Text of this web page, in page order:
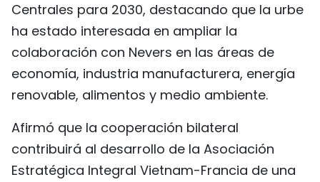
Centrales para 2030, destacando que la urbe
ha estado interesada en ampliar la
colaboración con Nevers en las áreas de
economía, industria manufacturera, energía
renovable, alimentos y medio ambiente.
Afirmó que la cooperación bilateral
contribuirá al desarrollo de la Asociación
Estratégica Integral Vietnam-Francia de una